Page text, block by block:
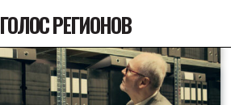
ГОЛОС РЕГИОНОВ